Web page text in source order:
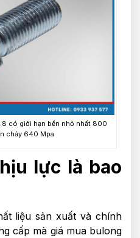
có giới hạn bền nhỏ nhất 800
chảy 640 Mpa
lực là bao
liệu sản xuất và chính
cấp mà giá mua bulong